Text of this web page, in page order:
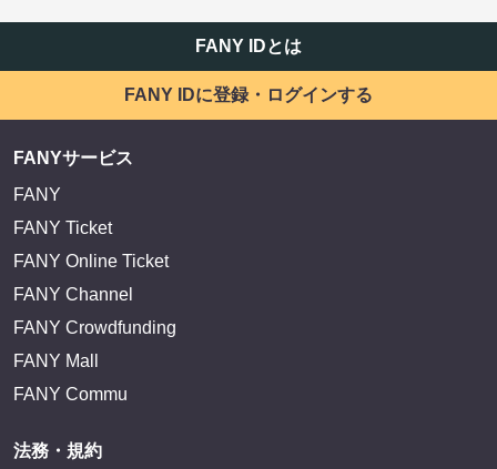
FANY IDとは
FANY IDに登録・ログインする
FANYサービス
FANY
FANY Ticket
FANY Online Ticket
FANY Channel
FANY Crowdfunding
FANY Mall
FANY Commu
法務・規約